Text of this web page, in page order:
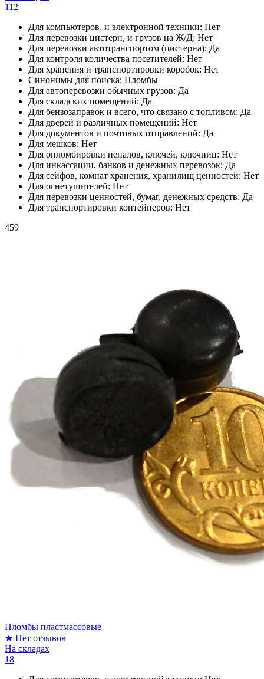
112
Для компьютеров, и электронной техники: Нет
Для перевозки цистерн, и грузов на Ж/Д: Нет
Для перевозки автотранспортом (цистерна): Да
Для контроля количества посетителей: Нет
Для хранения и транспортировки коробок: Нет
Синонимы для поиска: Пломбы
Для автоперевозки обычных грузов: Да
Для складских помещений: Да
Для бензозаправок и всего, что связано с топливом: Да
Для дверей и различных помещений: Нет
Для документов и почтовых отправлений: Да
Для мешков: Нет
Для опломбировки пеналов, ключей, ключниц: Нет
Для инкассации, банков и денежных перевозок: Да
Для сейфов, комнат хранения, хранилищ ценностей: Нет
Для огнетушителей: Нет
Для перевозки ценностей, бумаг, денежных средств: Да
Для транспортировки контейнеров: Нет
459
Пломбы пластмассовые
★ Нет отзывов
На складах
18